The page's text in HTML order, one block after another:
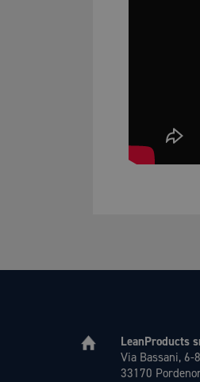
Sistema
Distanza
Dispositivi
Barre
Dotato di
Cuscinetti
LeanProducts
Via Bassani, 6-8
33170